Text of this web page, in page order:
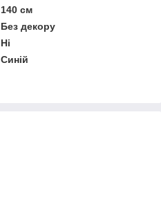
140 см
Без декору
Ні
Синій